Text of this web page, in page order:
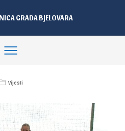
GRADA BJELOVARA
Vijesti